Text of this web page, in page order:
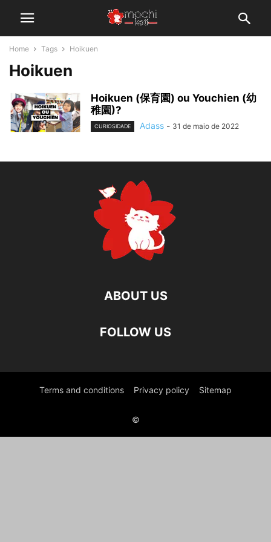
Home Tags Hoikuen
Hoikuen
Hoikuen (保育園) ou Youchien (幼
稚園)?
CURIOSIDADE Adass - 31 de maio de 2022
ABOUT US
FOLLOW US
Terms and conditions Privacy policy Sitemap
©